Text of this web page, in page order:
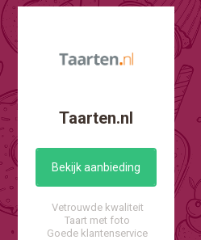
Taarten.nl
Bekijk aanbieding
Vetrouwde kwaliteit
Taart met foto
Goede klantenservice